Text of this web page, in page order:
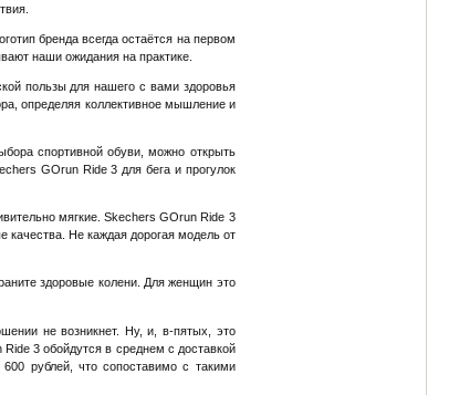
бренда всегда остаётся на первом
наши ожидания на практике.
пользы для нашего с вами здоровья
определяя коллективное мышление и
спортивной обуви, можно открыть
GOrun Ride 3 для бега и прогулок
мягкие. Skechers GOrun Ride 3
Не каждая дорогая модель от
здоровые колени. Для женщин это
не возникнет. Ну, и, в-пятых, это
3 обойдутся в среднем с доставкой
рублей, что сопоставимо с такими